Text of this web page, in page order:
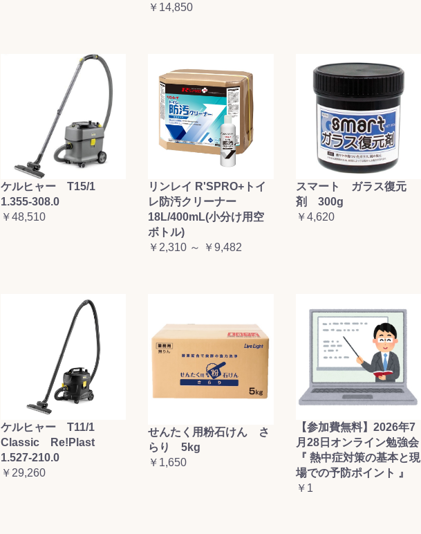
お買い物を続ける カートへ進む
￥14,850
ケルヒャー T15/1
1.355-308.0
￥48,510
リンレイ R'SPRO+トイ
レ防汚クリーナー
18L/400mL(小分け用空
ボトル)
￥2,310 ～ ￥9,482
スマート ガラス復元
剤 300g
￥4,620
ケルヒャー T11/1
Classic Re!Plast
1.527-210.0
￥29,260
せんたく用粉石けん さ
らり 5kg
￥1,650
【参加費無料】2026年7
月28日オンライン勉強会
『 熱中症対策の基本と現
場での予防ポイント 』
￥1